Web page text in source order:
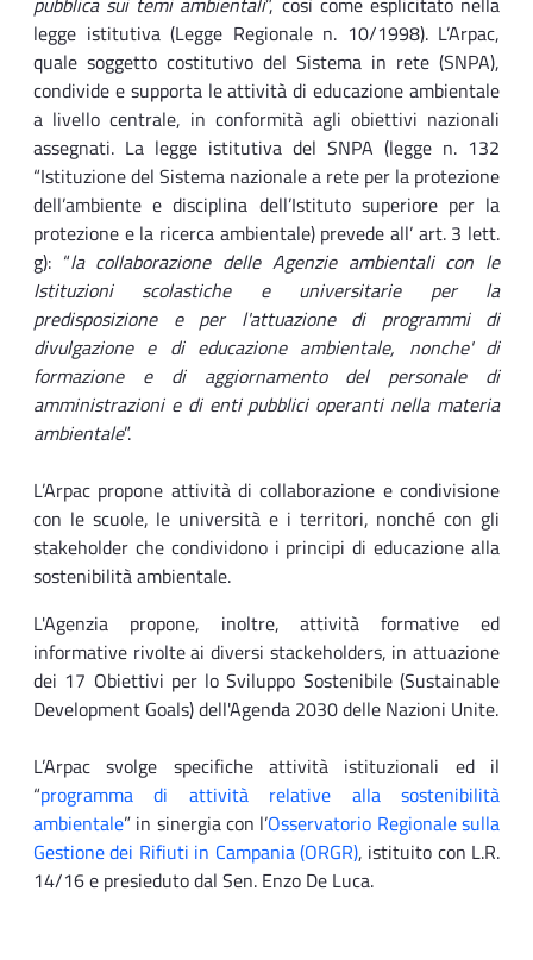
legge istitutiva (Legge Regionale n. 10/1998). L’Arpac,
quale soggetto costitutivo del Sistema in rete (SNPA),
condivide e supporta le attività di educazione ambientale
a livello centrale, in conformità agli obiettivi nazionali
assegnati. La legge istitutiva del SNPA (legge n. 132
“Istituzione del Sistema nazionale a rete per la protezione
dell’ambiente e disciplina dell’Istituto superiore per la
protezione e la ricerca ambientale) prevede all’ art. 3 lett.
g): “la collaborazione delle Agenzie ambientali con le
Istituzioni scolastiche e universitarie per la
predisposizione e per l'attuazione di programmi di
divulgazione e di educazione ambientale, nonche' di
formazione e di aggiornamento del personale di
amministrazioni e di enti pubblici operanti nella materia
ambientale”.
L’Arpac propone attività di collaborazione e condivisione
con le scuole, le università e i territori, nonché con gli
stakeholder che condividono i principi di educazione alla
sostenibilità ambientale.
L'Agenzia propone, inoltre, attività formative ed
informative rivolte ai diversi stackeholders, in attuazione
dei 17 Obiettivi per lo Sviluppo Sostenibile (Sustainable
Development Goals) dell'Agenda 2030 delle Nazioni Unite.
L’Arpac svolge specifiche attività istituzionali ed il
“programma di attività relative alla sostenibilità
ambientale” in sinergia con l’Osservatorio Regionale sulla
Gestione dei Rifiuti in Campania (ORGR), istituito con L.R.
14/16 e presieduto dal Sen. Enzo De Luca.